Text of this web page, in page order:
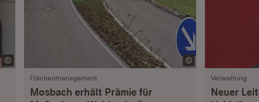
Flächenmanagement
Mosbach erhält Prämie für
Verwaltung
Neuer